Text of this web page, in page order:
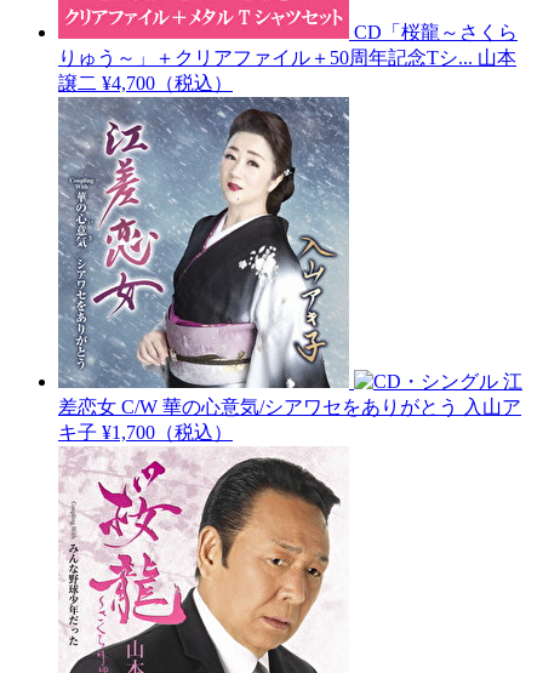
CD「桜龍～さくら
りゅう～」＋クリアファイル＋50周年記念Tシ... 山本
譲二 ¥4,700（税込）
江
差恋女 C/W 華の心意気/シアワセをありがとう
入山ア
キ子 ¥1,700（税込）